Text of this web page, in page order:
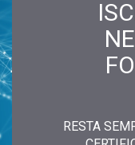
RESTA